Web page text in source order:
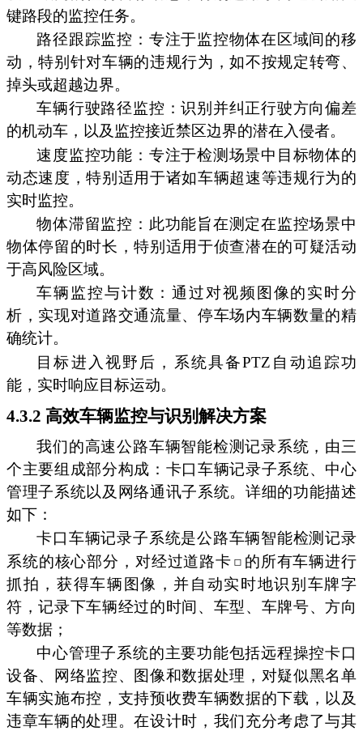
键路段的监控任务。
路径跟踪监控：专注于监控物体在区域间的移
动，特别针对车辆的违规行为，如不按规定转弯、
掉头或超越边界。
车辆行驶路径监控：识别并纠正行驶方向偏差
的机动车，以及监控接近禁区边界的潜在入侵者。
速度监控功能：专注于检测场景中目标物体的
动态速度，特别适用于诸如车辆超速等违规行为的
实时监控。
物体滞留监控：此功能旨在测定在监控场景中
物体停留的时长，特别适用于侦查潜在的可疑活动
于高风险区域。
车辆监控与计数：通过对视频图像的实时分
析，实现对道路交通流量、停车场内车辆数量的精
确统计。
目标进入视野后，系统具备PTZ自动追踪功
能，实时响应目标运动。
4.3.2 高效车辆监控与识别解决方案
我们的高速公路车辆智能检测记录系统，由三
个主要组成部分构成：卡口车辆记录子系统、中心
管理子系统以及网络通讯子系统。详细的功能描述
如下：
卡口车辆记录子系统是公路车辆智能检测记录
系统的核心部分，对经过道路卡
的所有车辆进行
抓拍，获得车辆图像，并自动实时地识别车牌字
符，记录下车辆经过的时间、车型、车牌号、方向
等数据；
中心管理子系统的主要功能包括远程操控卡口
设备、网络监控、图像和数据处理，对疑似黑名单
车辆实施布控，支持预收费车辆数据的下载，以及
违章车辆的处理。在设计时，我们充分考虑了与其